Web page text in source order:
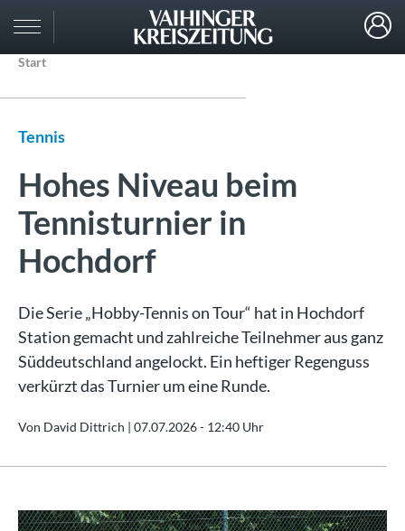
Start
Tennis
Hohes Niveau beim
Tennisturnier in
Hochdorf
Die Serie „Hobby-Tennis on Tour“ hat in Hochdorf
Station gemacht und zahlreiche Teilnehmer aus ganz
Süddeutschland angelockt. Ein heftiger Regenguss
verkürzt das Turnier um eine Runde.
Von David Dittrich | 07.07.2026 - 12:40 Uhr